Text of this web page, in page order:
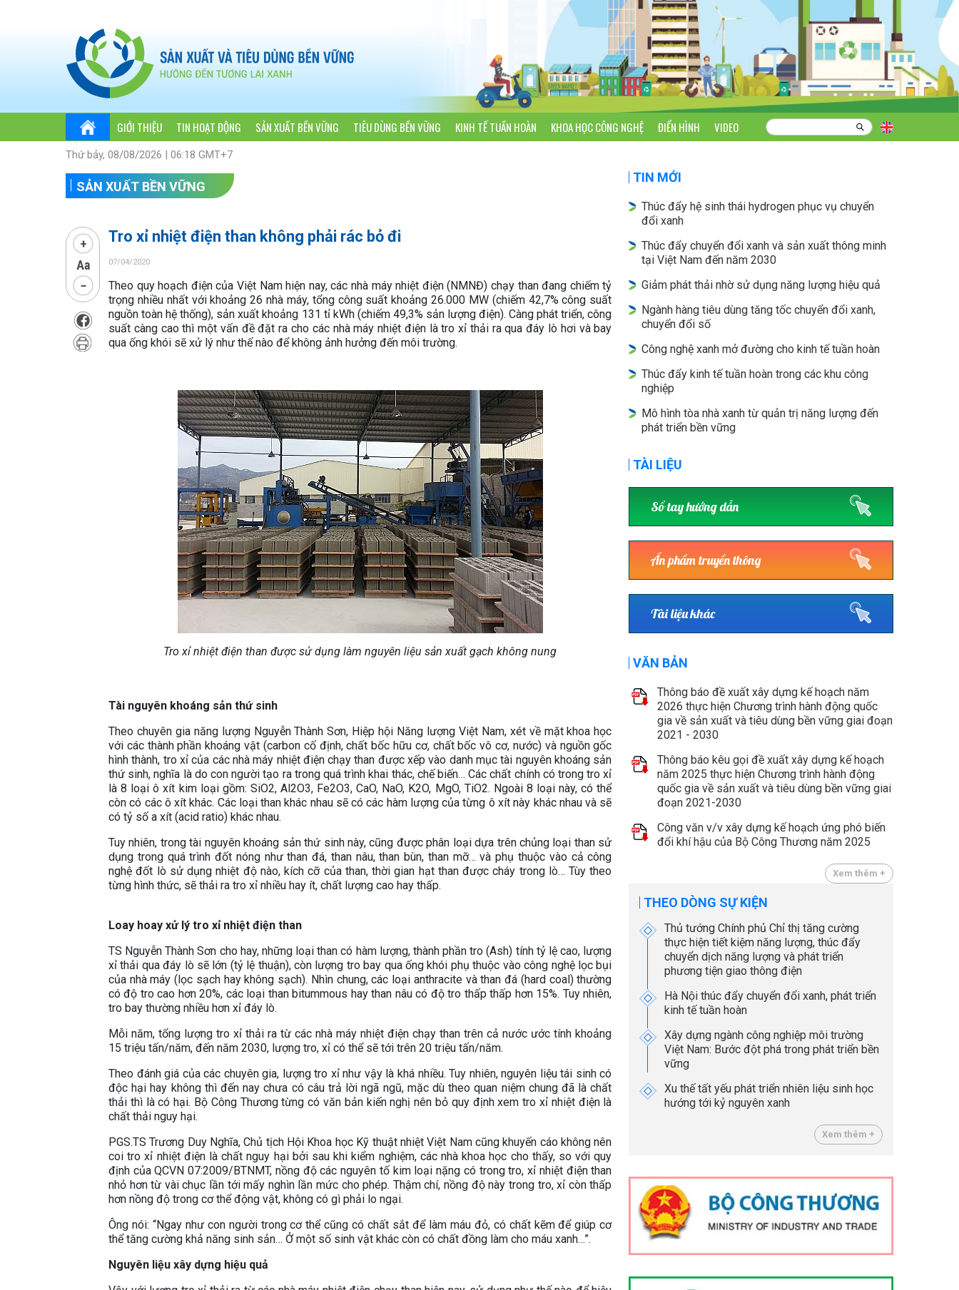
GIỚI THIỆU TIN HOẠT ĐỘNG SẢN XUẤT BỀN VỮNG TIÊU DÙNG BỀN VỮNG KINH TẾ TUẦN HOÀN KHOA HỌC CÔNG NGHỆ ĐIỂN HÌNH VIDEO
Thứ bảy, 08/08/2026 | 06:18 GMT+7
SẢN XUẤT BỀN VỮNG
Tro xỉ nhiệt điện than không phải rác bỏ đi
07/04/2020
Theo quy hoạch điện của Việt Nam hiện nay, các nhà máy nhiệt điện (NMNĐ) chạy than đang chiếm tỷ
trọng nhiều nhất với khoảng 26 nhà máy, tổng công suất khoảng 26.000 MW (chiếm 42,7% công suất
nguồn toàn hệ thống), sản xuất khoảng 131 tỉ kWh (chiếm 49,3% sản lượng điện). Càng phát triển, công
suất càng cao thì một vấn đề đặt ra cho các nhà máy nhiệt điện là tro xỉ thải ra qua đáy lò hơi và bay
qua ống khói sẽ xử lý như thế nào để không ảnh hưởng đến môi trường.
Tro xỉ nhiệt điện than được sử dụng làm nguyên liệu sản xuất gạch không nung
Tài nguyên khoáng sản thứ sinh
Theo chuyên gia năng lượng Nguyễn Thành Sơn, Hiệp hội Năng lượng Việt Nam, xét về mặt khoa học
với các thành phần khoáng vật (carbon cố định, chất bốc hữu cơ, chất bốc vô cơ, nước) và nguồn gốc
hình thành, tro xỉ của các nhà máy nhiệt điện chạy than được xếp vào danh mục tài nguyên khoáng sản
thứ sinh, nghĩa là do con người tạo ra trong quá trình khai thác, chế biến… Các chất chính có trong tro xỉ
là 8 loại ô xít kim loại gồm: SiO2, Al2O3, Fe2O3, CaO, NaO, K2O, MgO, TiO2. Ngoài 8 loại này, có thể
còn có các ô xít khác. Các loại than khác nhau sẽ có các hàm lượng của từng ô xít này khác nhau và sẽ
có tỷ số a xít (acid ratio) khác nhau.
Tuy nhiên, trong tài nguyên khoáng sản thứ sinh này, cũng được phân loại dựa trên chủng loại than sử
dụng trong quá trình đốt nóng như than đá, than nâu, than bùn, than mỡ… và phụ thuộc vào cả công
nghệ đốt lò sử dụng nhiệt độ nào, kích cỡ của than, thời gian hạt than được cháy trong lò… Tùy theo
từng hình thức, sẽ thải ra tro xỉ nhiều hay ít, chất lượng cao hay thấp.
Loay hoay xử lý tro xỉ nhiệt điện than
TS Nguyễn Thành Sơn cho hay, những loại than có hàm lượng, thành phần tro (Ash) tính tỷ lệ cao, lượng
xỉ thải qua đáy lò sẽ lớn (tỷ lệ thuận), còn lượng tro bay qua ống khói phụ thuộc vào công nghệ lọc bụi
của nhà máy (lọc sạch hay không sạch). Nhìn chung, các loại anthracite và than đá (hard coal) thường
có độ tro cao hơn 20%, các loại than bitummous hay than nâu có độ tro thấp thấp hơn 15%. Tuy nhiên,
tro bay thường nhiều hơn xỉ đáy lò.
Mỗi năm, tổng lượng tro xỉ thải ra từ các nhà máy nhiệt điện chạy than trên cả nước ước tính khoảng
15 triệu tấn/năm, đến năm 2030, lượng tro, xỉ có thể sẽ tới trên 20 triệu tấn/năm.
Theo đánh giá của các chuyên gia, lượng tro xỉ như vậy là khá nhiều. Tuy nhiên, nguyên liệu tái sinh có
độc hại hay không thì đến nay chưa có câu trả lời ngã ngũ, mặc dù theo quan niệm chung đã là chất
thải thì là có hại. Bộ Công Thương từng có văn bản kiến nghị nên bỏ quy định xem tro xỉ nhiệt điện là
chất thải nguy hại.
PGS.TS Trương Duy Nghĩa, Chủ tịch Hội Khoa học Kỹ thuật nhiệt Việt Nam cũng khuyến cáo không nên
coi tro xỉ nhiệt điện là chất nguy hại bởi sau khi kiểm nghiệm, các nhà khoa học cho thấy, so với quy
định của QCVN 07:2009/BTNMT, nồng độ các nguyên tố kim loại nặng có trong tro, xỉ nhiệt điện than
nhỏ hơn từ vài chục lần tới mấy nghìn lần mức cho phép. Thậm chí, nồng độ này trong tro, xỉ còn thấp
hơn nồng độ trong cơ thể động vật, không có gì phải lo ngại.
Ông nói: “Ngay như con người trong cơ thể cũng có chất sắt để làm máu đỏ, có chất kẽm để giúp cơ
thể tăng cường khả năng sinh sản… Ở một số sinh vật khác còn có chất đồng làm cho máu xanh…”.
Nguyên liệu xây dựng hiệu quả
TIN MỚI
Thúc đẩy hệ sinh thái hydrogen phục vụ chuyển
đổi xanh
Thúc đẩy chuyển đổi xanh và sản xuất thông minh
tại Việt Nam đến năm 2030
Giảm phát thải nhờ sử dụng năng lượng hiệu quả
Ngành hàng tiêu dùng tăng tốc chuyển đổi xanh,
chuyển đổi số
Công nghệ xanh mở đường cho kinh tế tuần hoàn
Thúc đẩy kinh tế tuần hoàn trong các khu công
nghiệp
Mô hình tòa nhà xanh từ quản trị năng lượng đến
phát triển bền vững
TÀI LIỆU
Sổ tay hướng dẫn
Ấn phẩm truyền thông
Tài liệu khác
VĂN BẢN
Thông báo đề xuất xây dựng kế hoạch năm
2026 thực hiện Chương trình hành động quốc
gia về sản xuất và tiêu dùng bền vững giai đoạn
2021 - 2030
Thông báo kêu gọi đề xuất xây dựng kế hoạch
năm 2025 thực hiện Chương trình hành động
quốc gia về sản xuất và tiêu dùng bền vững giai
đoạn 2021-2030
Công văn v/v xây dựng kế hoạch ứng phó biến
đổi khí hậu của Bộ Công Thương năm 2025
Xem thêm +
THEO DÒNG SỰ KIỆN
Thủ tướng Chính phủ Chỉ thị tăng cường
thực hiện tiết kiệm năng lượng, thúc đẩy
chuyển dịch năng lượng và phát triển
phương tiện giao thông điện
Hà Nội thúc đẩy chuyển đổi xanh, phát triển
kinh tế tuần hoàn
Xây dựng ngành công nghiệp môi trường
Việt Nam: Bước đột phá trong phát triển bền
vững
Xu thế tất yếu phát triển nhiên liệu sinh học
hướng tới kỷ nguyên xanh
Xem thêm +